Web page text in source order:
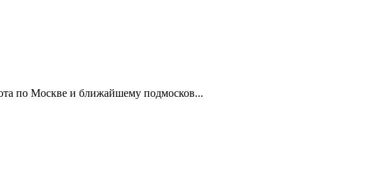
по Москве и ближайшему подмосков...